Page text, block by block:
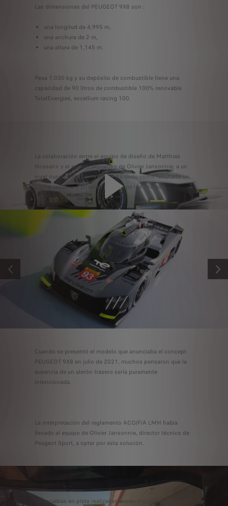
Las dimensiones del PEUGEOT 9X8 son :
una longitud de 4,995 m,
una anchura de 2 m,
una altura de 1,145 m.
Pesa 1.030 kg y su depósito de combustible tiene una
capacidad de 90 litros de combustible 100% renovable
TotalEnergies, excellium racing 100.
La colaboración entre el equipo de diseño de Matthias
Hossann y el equipo deportivo de Olivier Jansonnie, a un
nivel nunca visto hasta ahora, ha dado como resultado un
coche extremo y atrevido que rompe los códigos.
ANTERIOR
Cuando se presentó el modelo que anunciaba el concept
PEUGEOT 9X8 en julio de 2021, muchos pensaron que la
ausencia de un alerón trasero sería puramente
intencionada.
La interpretación del reglamento ACO/FIA LMH había
llevado al equipo de Olivier Jansonnie, director técnico de
Peugeot Sport, a optar por esta solución.
Las pruebas en pista realizadas desde diciembre en cinco